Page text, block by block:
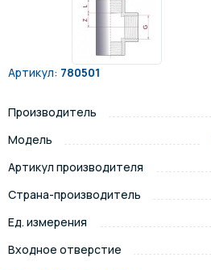
Артикул: 780501
Производитель
Модель
Артикул производителя
Страна-производитель
Ед. измерения
Входное отверстие